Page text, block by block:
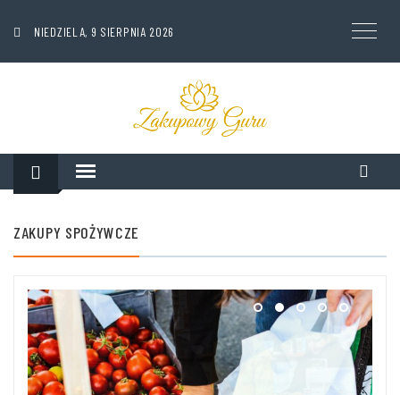
NIEDZIELA, 9 SIERPNIA 2026
ZAKUPY SPOŻYWCZE